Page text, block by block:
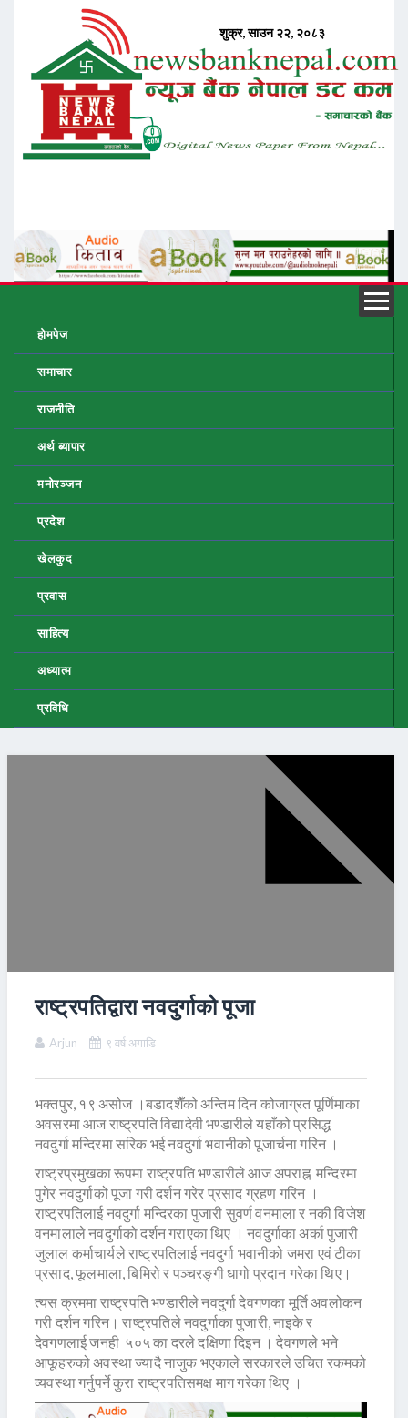
होमपेज
समाचार
राजनीति
अर्थ ब्यापार
मनोरञ्जन
प्रदेश
खेलकुद
प्रवास
साहित्य
अध्यात्म
प्रविधि
राष्ट्रपतिद्वारा नवदुर्गाको पूजा
Arjun ९ वर्ष अगाडि
भक्तपुर, १९ असोज ।बडादशैँको अन्तिम दिन कोजाग्रत पूर्णिमाका
अवसरमा आज राष्ट्रपति विद्यादेवी भण्डारीले यहाँको प्रसिद्ध
नवदुर्गा मन्दिरमा सरिक भई नवदुर्गा भवानीको पूजार्चना गरिन ।
राष्ट्रप्रमुखका रूपमा राष्ट्रपति भण्डारीले आज अपराह्न मन्दिरमा
पुगेर नवदुर्गाको पूजा गरी दर्शन गरेर प्रसाद ग्रहण गरिन ।
राष्ट्रपतिलाई नवदुर्गा मन्दिरका पुजारी सुवर्ण वनमाला र नकी विजेश
वनमालाले नवदुर्गाको दर्शन गराएका थिए । नवदुर्गाका अर्का पुजारी
जुलाल कर्माचार्यले राष्ट्रपतिलाई नवदुर्गा भवानीको जमरा एवं टीका
प्रसाद, फूलमाला, बिमिरो र पञ्चरङ्गी धागो प्रदान गरेका थिए।
त्यस क्रममा राष्ट्रपति भण्डारीले नवदुर्गा देवगणका मूर्ति अवलोकन
गरी दर्शन गरिन। राष्ट्रपतिले नवदुर्गाका पुजारी, नाइके र
देवगणलाई जनही ५०५ का दरले दक्षिणा दिइन । देवगणले भने
आफूहरुको अवस्था ज्यादै नाजुक भएकाले सरकारले उचित रकमको
व्यवस्था गर्नुपर्ने कुरा राष्ट्रपतिसमक्ष माग गरेका थिए ।